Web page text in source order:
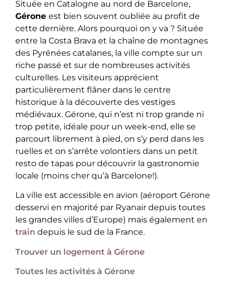
Située en Catalogne au nord de Barcelone,
Gérone est bien souvent oubliée au profit de
cette dernière. Alors pourquoi on y va ? Située
entre la Costa Brava et la chaîne de montagnes
des Pyrénées catalanes, la ville compte sur un
riche passé et sur de nombreuses activités
culturelles. Les visiteurs apprécient
particulièrement flâner dans le centre
historique à la découverte des vestiges
médiévaux. Gérone, qui n’est ni trop grande ni
trop petite, idéale pour un week-end, elle se
parcourt librement à pied, on s’y perd dans les
ruelles et on s’arrête volontiers dans un petit
resto de tapas pour découvrir la gastronomie
locale (moins cher qu’à Barcelone!).
La ville est accessible en avion (aéroport Gérone
desservi en majorité par Ryanair depuis toutes
les grandes villes d’Europe) mais également en
train depuis le sud de la France.
Trouver un logement à Gérone
Toutes les activités à Gérone